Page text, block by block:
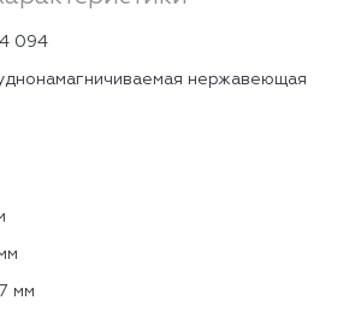
094
нержавеющая
мм